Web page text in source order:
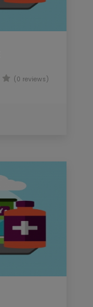
(0 reviews)